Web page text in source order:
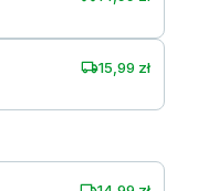
15,99 zł